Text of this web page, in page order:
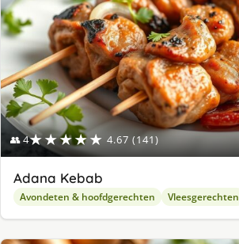
👥 4★★★★★ 4.67 (141)
Adana Kebab
Avondeten & hoofdgerechten Vleesgerechten